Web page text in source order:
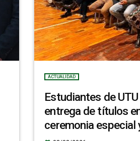
ACTUALIDAD
Estudiantes de
entrega de títulos
ceremonia especial